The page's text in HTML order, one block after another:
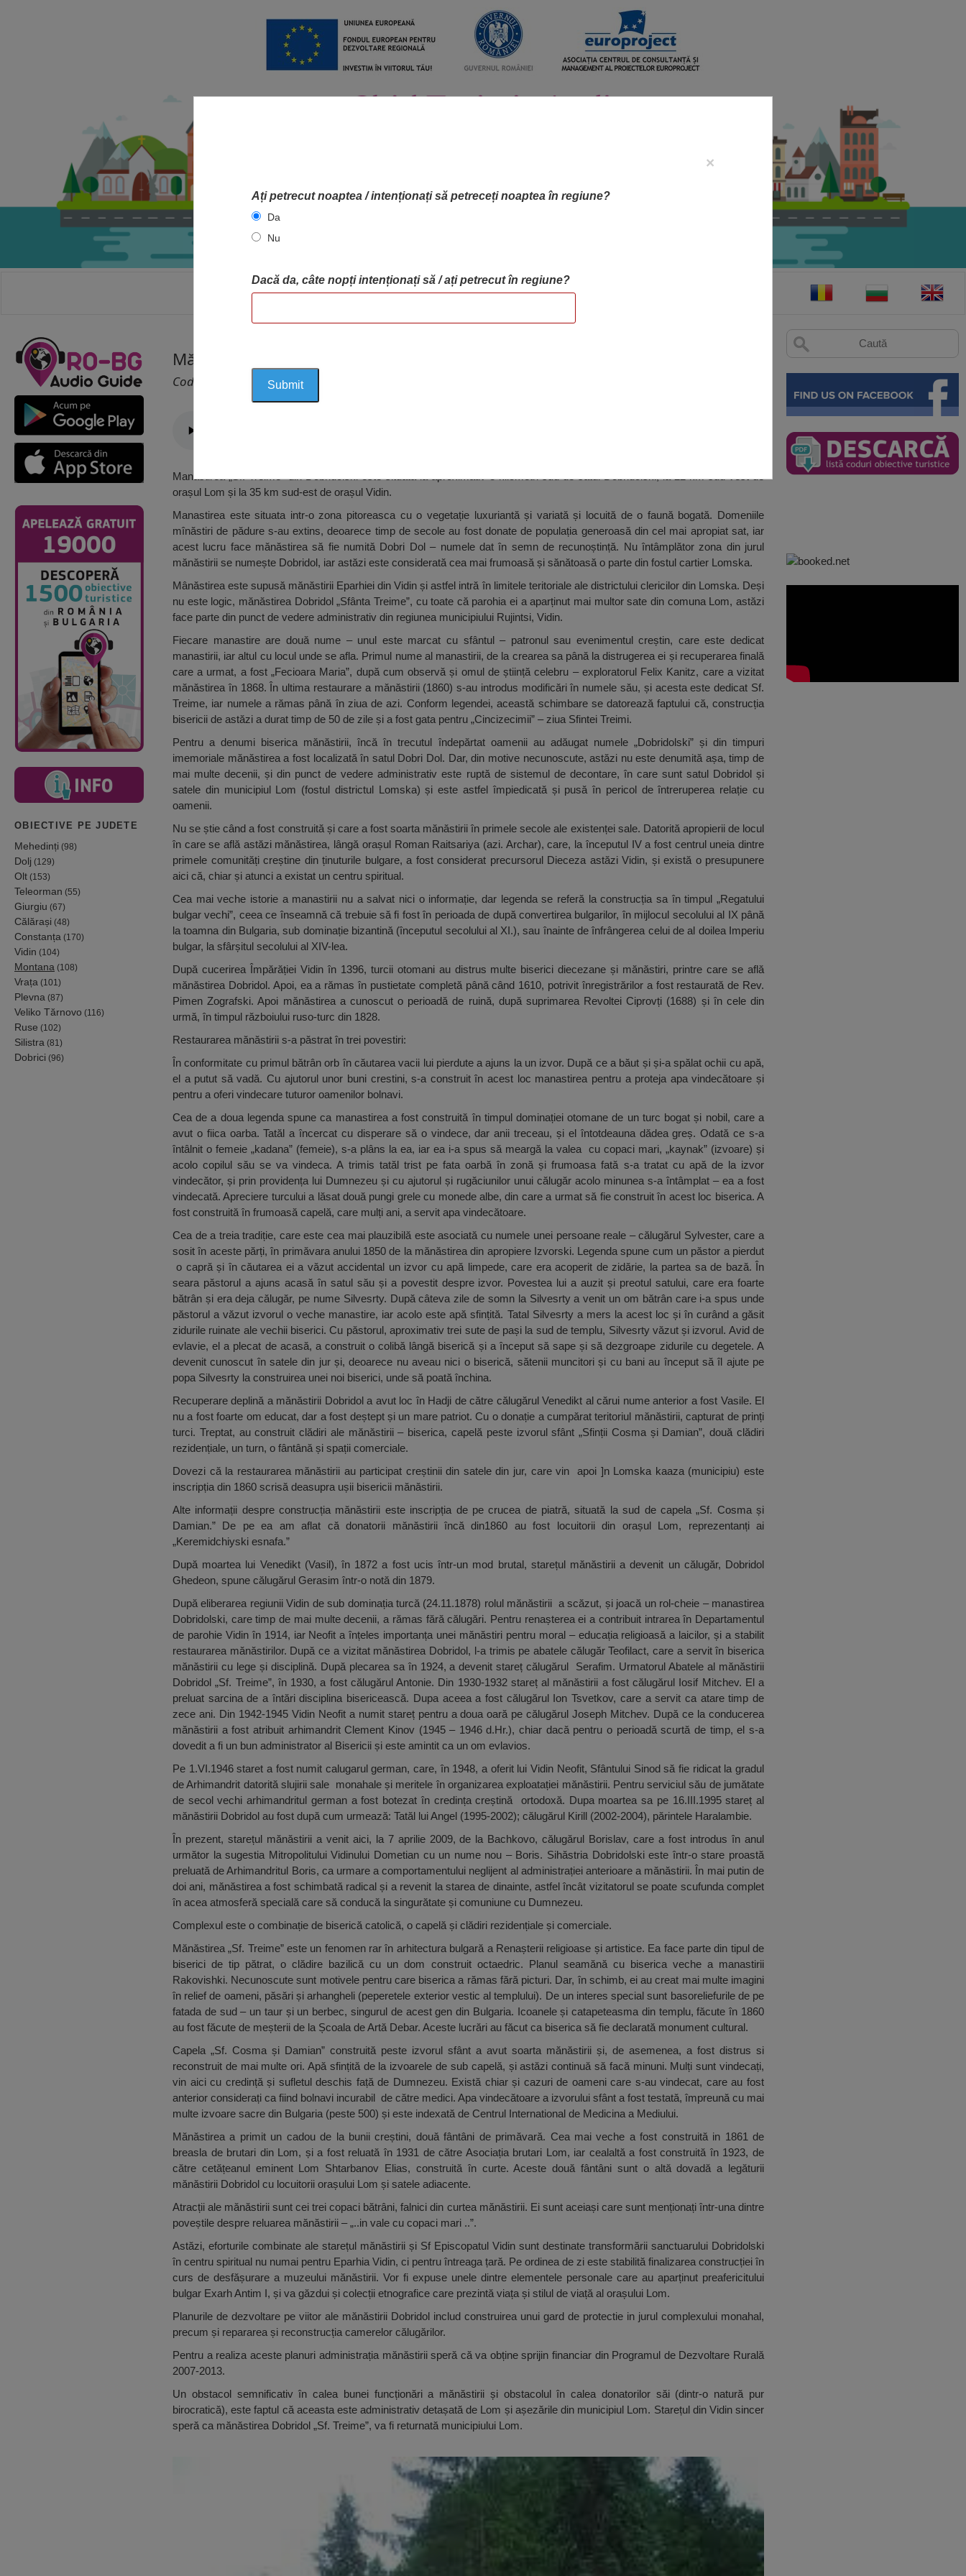
ACASA HARTA OBIECTIVELOR OBIECTIVE
OBIECTIVE PE JUDETE
Mehedinți (98)
Dolj (129)
Olt (153)
Teleorman (55)
Giurgiu (67)
Călărași (48)
Constanța (170)
Vidin (104)
Montana (108)
Vrața (101)
Plevna (87)
Veliko Tărnovo (116)
Ruse (102)
Silistra (81)
Dobrici (96)
Mănăstirea “Sfânta Treime”, Dobridol
Cod 2170
Manastirea „Sf. Treime” din Dobridolski este situată la aproximativ 3 kilometri sud de satul Dobridolski, la 22 km sud-vest de
orașul Lom și la 35 km sud-est de orașul Vidin.
Manastirea este situata intr-o zona pitoreasca cu o vegetație luxuriantă și variată și locuită de o faună bogată. Domeniile
mînăstiri de pădure s-au extins, deoarece timp de secole au fost donate de populația generoasă din cel mai apropiat sat, iar
acest lucru face mănăstirea să fie numită Dobri Dol – numele dat în semn de recunoștință. Nu întâmplător zona din jurul
mănăstirii se numește Dobridol, iar astăzi este considerată cea mai frumoasă și sănătoasă o parte din fostul cartier Lomska.
Mânăstirea este supusă mănăstirii Eparhiei din Vidin și astfel intră în limitele teritoriale ale districtului clericilor din Lomska. Deși
nu este logic, mănăstirea Dobridol „Sfânta Treime”, cu toate că parohia ei a aparținut mai multor sate din comuna Lom, astăzi
face parte din punct de vedere administrativ din regiunea municipiului Rujintsi, Vidin.
Fiecare manastire are două nume – unul este marcat cu sfântul – patronul sau evenimentul creștin, care este dedicat
manastirii, iar altul cu locul unde se afla. Primul nume al manastirii, de la crearea sa până la distrugerea ei și recuperarea finală
care a urmat, a fost „Fecioara Maria”, după cum observă și omul de știință celebru – exploratorul Felix Kanitz, care a vizitat
mănăstirea în 1868. În ultima restaurare a mănăstirii (1860) s-au introdus modificări în numele său, și acesta este dedicat Sf.
Treime, iar numele a rămas până în ziua de azi. Conform legendei, această schimbare se datorează faptului că, construcția
bisericii de astăzi a durat timp de 50 de zile și a fost gata pentru „Cincizecimii” – ziua Sfintei Treimi.
Pentru a denumi biserica mănăstirii, încă în trecutul îndepărtat oamenii au adăugat numele „Dobridolski” și din timpuri
imemoriale mănăstirea a fost localizată în satul Dobri Dol. Dar, din motive necunoscute, astăzi nu este denumită așa, timp de
mai multe decenii, și din punct de vedere administrativ este ruptă de sistemul de decontare, în care sunt satul Dobridol și
satele din municipiul Lom (fostul districtul Lomska) și este astfel împiedicată și pusă în pericol de întreruperea relație cu
oamenii.
Nu se știe când a fost construită și care a fost soarta mănăstirii în primele secole ale existenței sale. Datorită apropierii de locul
în care se află astăzi mănăstirea, lângă orașul Roman Raitsariya (azi. Archar), care, la începutul IV a fost centrul uneia dintre
primele comunități creștine din ținuturile bulgare, a fost considerat precursorul Dieceza astăzi Vidin, și există o presupunere
aici că, chiar și atunci a existat un centru spiritual.
Cea mai veche istorie a manastirii nu a salvat nici o informație, dar legenda se referă la construcția sa în timpul „Regatului
bulgar vechi”, ceea ce înseamnă că trebuie să fi fost în perioada de după convertirea bulgarilor, în mijlocul secolului al IX până
la toamna din Bulgaria, sub dominație bizantină (începutul secolului al XI.), sau înainte de înfrângerea celui de al doilea Imperiu
bulgar, la sfârșitul secolului al XIV-lea.
După cucerirea Împărăției Vidin în 1396, turcii otomani au distrus multe biserici diecezane și mănăstiri, printre care se află
mănăstirea Dobridol. Apoi, ea a rămas în pustietate completă până când 1610, potrivit înregistrărilor a fost restaurată de Rev.
Pimen Zografski. Apoi mănăstirea a cunoscut o perioadă de ruină, după suprimarea Revoltei Ciprovți (1688) și în cele din
urmă, în timpul războiului ruso-turc din 1828.
Restaurarea mănăstirii s-a păstrat în trei povestiri:
În conformitate cu primul bătrân orb în căutarea vacii lui pierdute a ajuns la un izvor. După ce a băut și și-a spălat ochii cu apă,
el a putut să vadă. Cu ajutorul unor buni crestini, s-a construit în acest loc manastirea pentru a proteja apa vindecătoare și
pentru a oferi vindecare tuturor oamenilor bolnavi.
Cea de a doua legenda spune ca manastirea a fost construită în timpul dominației otomane de un turc bogat și nobil, care a
avut o fiica oarba. Tatăl a încercat cu disperare să o vindece, dar anii treceau, și el întotdeauna dădea greș. Odată ce s-a
întâlnit o femeie „kadana” (femeie), s-a plâns la ea, iar ea i-a spus să meargă la valea cu copaci mari, „kaynak” (izvoare) și
acolo copilul său se va vindeca. A trimis tatăl trist pe fata oarbă în zonă și frumoasa fată s-a tratat cu apă de la izvor
vindecător, și prin providența lui Dumnezeu și cu ajutorul și rugăciunilor unui călugăr acolo minunea s-a întâmplat – ea a fost
vindecată. Apreciere turcului a lăsat două pungi grele cu monede albe, din care a urmat să fie construit în acest loc biserica. A
fost construită în frumoasă capelă, care mulți ani, a servit apa vindecătoare.
Cea de a treia tradiție, care este cea mai plauzibilă este asociată cu numele unei persoane reale – călugărul Sylvester, care a
sosit în aceste părți, în primăvara anului 1850 de la mănăstirea din apropiere Izvorski. Legenda spune cum un păstor a pierdut
o capră și în căutarea ei a văzut accidental un izvor cu apă limpede, care era acoperit de zidărie, la partea sa de bază. În
seara păstorul a ajuns acasă în satul său și a povestit despre izvor. Povestea lui a auzit și preotul satului, care era foarte
bătrân și era deja călugăr, pe nume Silvesrty. După câteva zile de somn la Silvesrty a venit un om bătrân care i-a spus unde
păstorul a văzut izvorul o veche manastire, iar acolo este apă sfințită. Tatal Silvesrty a mers la acest loc și în curând a găsit
zidurile ruinate ale vechii biserici. Cu păstorul, aproximativ trei sute de pași la sud de templu, Silvesrty văzut și izvorul. Avid de
evlavie, el a plecat de acasă, a construit o colibă lângă biserică și a început să sape și să dezgroape zidurile cu degetele. A
devenit cunoscut în satele din jur și, deoarece nu aveau nici o biserică, sătenii muncitori și cu bani au început să îl ajute pe
popa Silvesrty la construirea unei noi biserici, unde să poată închina.
Recuperare deplină a mănăstirii Dobridol a avut loc în Hadji de către călugărul Venedikt al cărui nume anterior a fost Vasile. El
nu a fost foarte om educat, dar a fost deștept și un mare patriot. Cu o donație a cumpărat teritoriul mănăstirii, capturat de prinți
turci. Treptat, au construit clădiri ale mănăstirii – biserica, capelă peste izvorul sfânt „Sfinții Cosma și Damian”, două clădiri
rezidențiale, un turn, o fântână și spații comerciale.
Dovezi că la restaurarea mănăstirii au participat creștinii din satele din jur, care vin apoi ]n Lomska kaaza (municipiu) este
inscripția din 1860 scrisă deasupra ușii bisericii mănăstirii.
Alte informații despre construcția mănăstirii este inscripția de pe crucea de piatră, situată la sud de capela „Sf. Cosma și
Damian.” De pe ea am aflat că donatorii mănăstirii încă din1860 au fost locuitorii din orașul Lom, reprezentanți ai
„Keremidchiyski esnafa.”
După moartea lui Venedikt (Vasil), în 1872 a fost ucis într-un mod brutal, starețul mănăstirii a devenit un călugăr, Dobridol
Ghedeon, spune călugărul Gerasim într-o notă din 1879.
După eliberarea regiunii Vidin de sub dominația turcă (24.11.1878) rolul mănăstirii a scăzut, și joacă un rol-cheie – manastirea
Dobridolski, care timp de mai multe decenii, a rămas fără călugări. Pentru renașterea ei a contribuit intrarea în Departamentul
de parohie Vidin în 1914, iar Neofit a înțeles importanța unei mănăstiri pentru moral – educația religioasă a laicilor, și a stabilit
restaurarea mănăstirilor. După ce a vizitat mănăstirea Dobridol, l-a trimis pe abatele călugăr Teofilact, care a servit în biserica
mănăstirii cu lege și disciplină. După plecarea sa în 1924, a devenit stareț călugărul Serafim. Urmatorul Abatele al mănăstirii
Dobridol „Sf. Treime”, în 1930, a fost călugărul Antonie. Din 1930-1932 stareț al mănăstirii a fost călugărul Iosif Mitchev. El a
preluat sarcina de a întări disciplina bisericească. Dupa aceea a fost călugărul Ion Tsvetkov, care a servit ca atare timp de
zece ani. Din 1942-1945 Vidin Neofit a numit stareț pentru a doua oară pe călugărul Joseph Mitchev. După ce la conducerea
mănăstirii a fost atribuit arhimandrit Clement Kinov (1945 – 1946 d.Hr.), chiar dacă pentru o perioadă scurtă de timp, el s-a
dovedit a fi un bun administrator al Bisericii și este amintit ca un om evlavios.
Pe 1.VI.1946 staret a fost numit calugarul german, care, în 1948, a oferit lui Vidin Neofit, Sfântului Sinod să fie ridicat la gradul
de Arhimandrit datorită slujirii sale monahale și meritele în organizarea exploatației mănăstirii. Pentru serviciul său de jumătate
de secol vechi arhimandritul german a fost botezat în credința creștină ortodoxă. Dupa moartea sa pe 16.III.1995 stareț al
mănăstirii Dobridol au fost după cum urmează: Tatăl lui Angel (1995-2002); călugărul Kirill (2002-2004), părintele Haralambie.
În prezent, starețul mănăstirii a venit aici, la 7 aprilie 2009, de la Bachkovo, călugărul Borislav, care a fost introdus în anul
următor la sugestia Mitropolitului Vidinului Dometian cu un nume nou – Boris. Sihăstria Dobridolski este într-o stare proastă
preluată de Arhimandritul Boris, ca urmare a comportamentului neglijent al administrației anterioare a mănăstirii. În mai putin de
doi ani, mănăstirea a fost schimbată radical și a revenit la starea de dinainte, astfel încât vizitatorul se poate scufunda complet
în acea atmosferă specială care să conducă la singurătate și comuniune cu Dumnezeu.
Complexul este o combinație de biserică catolică, o capelă și clădiri rezidențiale și comerciale.
Mănăstirea „Sf. Treime” este un fenomen rar în arhitectura bulgară a Renașterii religioase și artistice. Ea face parte din tipul de
biserici de tip pătrat, o clădire bazilică cu un dom construit octaedric. Planul seamănă cu biserica veche a manastirii
Rakovishki. Necunoscute sunt motivele pentru care biserica a rămas fără picturi. Dar, în schimb, ei au creat mai multe imagini
în relief de oameni, păsări și arhangheli (peperetele exterior vestic al templului). De un interes special sunt basoreliefurile de pe
fatada de sud – un taur și un berbec, singurul de acest gen din Bulgaria. Icoanele și catapeteasma din templu, făcute în 1860
au fost făcute de meșterii de la Școala de Artă Debar. Aceste lucrări au făcut ca biserica să fie declarată monument cultural.
Capela „Sf. Cosma și Damian” construită peste izvorul sfânt a avut soarta mănăstirii și, de asemenea, a fost distrus si
reconstruit de mai multe ori. Apă sfințită de la izvoarele de sub capelă, și astăzi continuă să facă minuni. Mulți sunt vindecați,
vin aici cu credință și sufletul deschis față de Dumnezeu. Există chiar și cazuri de oameni care s-au vindecat, care au fost
anterior considerați ca fiind bolnavi incurabil de către medici. Apa vindecătoare a izvorului sfânt a fost testată, împreună cu mai
multe izvoare sacre din Bulgaria (peste 500) și este indexată de Centrul International de Medicina a Mediului.
Mănăstirea a primit un cadou de la bunii creștini, două fântâni de primăvară. Cea mai veche a fost construită in 1861 de
breasla de brutari din Lom, și a fost reluată în 1931 de către Asociația brutari Lom, iar cealaltă a fost construită în 1923, de
către cetățeanul eminent Lom Shtarbanov Elias, construită în curte. Aceste două fântâni sunt o altă dovadă a legăturii
mănăstirii Dobridol cu ​​locuitorii orașului Lom și satele adiacente.
Atracții ale mănăstirii sunt cei trei copaci bătrâni, falnici din curtea mănăstirii. Ei sunt aceiași care sunt menționați într-una dintre
poveștile despre reluarea mănăstirii – „..in vale cu copaci mari ..”.
Astăzi, eforturile combinate ale starețul mănăstirii și Sf Episcopatul Vidin sunt destinate transformării sanctuarului Dobridolski
în centru spiritual nu numai pentru Eparhia Vidin, ci pentru întreaga țară. Pe ordinea de zi este stabilită finalizarea construcției în
curs de desfășurare a muzeului mănăstirii. Vor fi expuse unele dintre elementele personale care au aparținut preafericitului
bulgar Exarh Antim I, și va găzdui și colecții etnografice care prezintă viața și stilul de viață al orașului Lom.
Planurile de dezvoltare pe viitor ale mănăstirii Dobridol includ construirea unui gard de protectie in jurul complexului monahal,
precum și repararea și reconstrucția camerelor călugărilor.
Pentru a realiza aceste planuri administrația mănăstirii speră că va obține sprijin financiar din Programul de Dezvoltare Rurală
2007-2013.
Un obstacol semnificativ în calea bunei funcționări a mănăstirii și obstacolul în calea donatorilor săi (dintr-o natură pur
birocratică), este faptul că aceasta este administrativ detașată de Lom și așezările din municipiul Lom. Starețul din Vidin sincer
speră ca mănăstirea Dobridol „Sf. Treime”, va fi returnată municipiului Lom.
×
Ați petrecut noaptea / intenționați să petreceți noaptea în regiune?
Da
Nu
Dacă da, câte nopți intenționați să / ați petrecut în regiune?